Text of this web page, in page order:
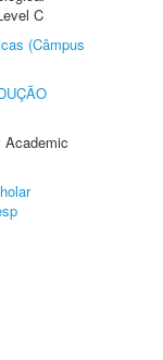
C
(Câmpus
Academic